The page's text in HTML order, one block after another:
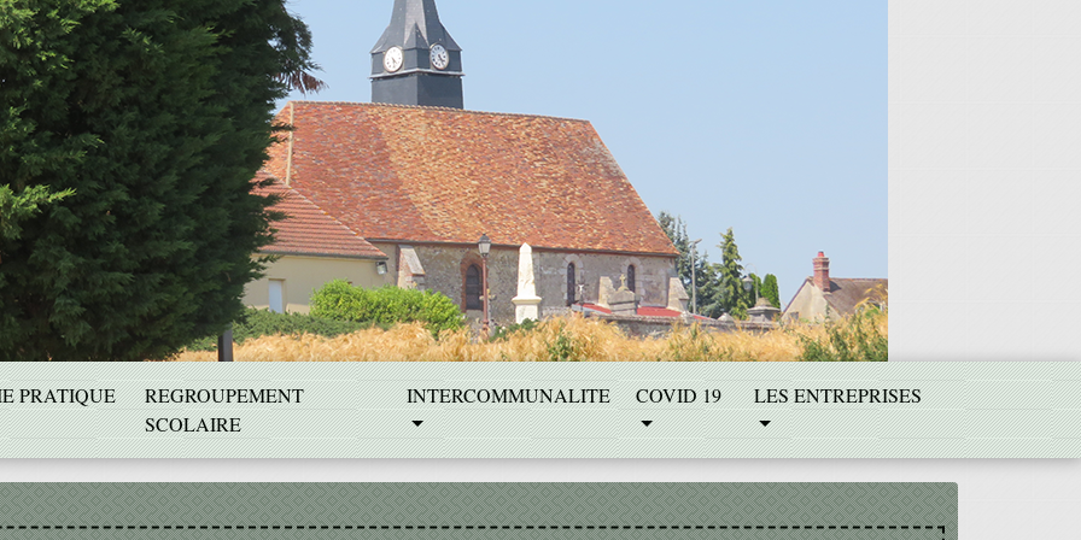
PRATIQUE
REGROUPEMENT
SCOLAIRE
INTERCOMMUNALITE COVID 19 LES ENTREPRISES